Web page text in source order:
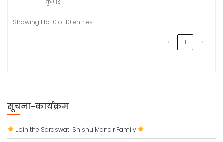
कुमार
Showing 1 to 10 of 10 entries
‹ 1 ›
सूचना-कार्यक्रम
Join the Saraswati Shishu Mandir Family